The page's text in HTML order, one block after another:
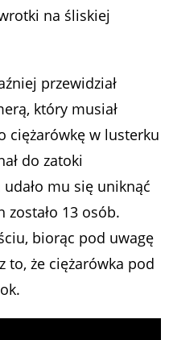
na śliskiej
przewidział
który musiał
ciężarówkę w lusterku
do zatoki
mu się uniknąć
13 osób.
biorąc pod uwagę
to, że ciężarówka pod